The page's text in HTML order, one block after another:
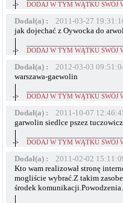
->
DODAJ W TYM WĄTKU SWÓJ
Dodał(a) :
2011-03-27
jak dojechać z Oywocka do
->
DODAJ W TYM WĄTKU SWÓJ
Dodał(a) :
2012-03-03
warszawa-gaewolin
->
DODAJ W TYM WĄTKU SWÓJ
Dodał(a) :
2011-10-07
garwolin siedlce pszez tuczowicz
->
DODAJ W TYM WĄTKU SWÓJ
Dodał(a) :
2011-02-02
Kto wam realizował stronę
mogliście wybrać.Z takim
środek komunikacji.Powodzenia.